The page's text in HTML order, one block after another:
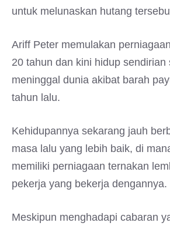
untuk melunaskan hutang
Ariff Peter memulakan
20 tahun dan kini hidup sendirian
meninggal dunia akibat barah
tahun lalu.
Kehidupannya sekarang jauh
masa lalu yang lebih baik, di
memiliki perniagaan ternakan
pekerja yang bekerja dengannya.
Meskipun menghadapi cabaran